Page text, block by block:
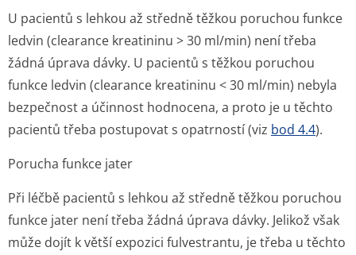
U pacientů s lehkou až středně těžkou poruchou funkce
ledvin (clearance kreatininu > 30 ml/min) není třeba
žádná úprava dávky. U pacientů s těžkou poruchou
funkce ledvin (clearance kreatininu < 30 ml/min) nebyla
bezpečnost a účinnost hodnocena, a proto je u těchto
pacientů třeba postupovat s opatrností (viz bod 4.4).
Porucha funkce jater
Při léčbě pacientů s lehkou až středně těžkou poruchou
funkce jater není třeba žádná úprava dávky. Jelikož však
může dojít k větší expozici fulvestrantu, je třeba u těchto